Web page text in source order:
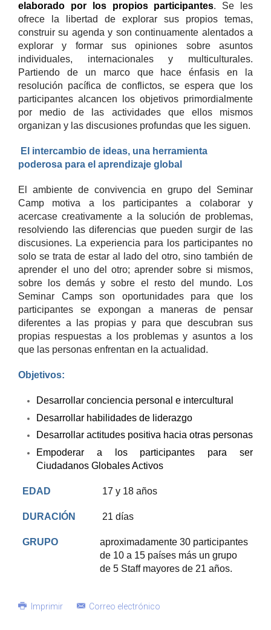
elaborado por los propios participantes. Se les
ofrece la libertad de explorar sus propios temas,
construir su agenda y son continuamente alentados a
explorar y formar sus opiniones sobre asuntos
individuales, internacionales y multiculturales.
Partiendo de un marco que hace énfasis en la
resolución pacífica de conflictos, se espera que los
participantes alcancen los objetivos primordialmente
por medio de las actividades que ellos mismos
organizan y las discusiones profundas que les siguen.
El intercambio de ideas, una herramienta
poderosa para el aprendizaje global
El ambiente de convivencia en grupo del Seminar
Camp motiva a los participantes a colaborar y
acercase creativamente a la solución de problemas,
resolviendo las diferencias que pueden surgir de las
discusiones. La experiencia para los participantes no
solo se trata de estar al lado del otro, sino también de
aprender el uno del otro; aprender sobre si mismos,
sobre los demás y sobre el resto del mundo. Los
Seminar Camps son oportunidades para que los
participantes se expongan a maneras de pensar
diferentes a las propias y para que descubran sus
propias respuestas a los problemas y asuntos a los
que las personas enfrentan en la actualidad.
Objetivos:
Desarrollar conciencia personal e intercultural
Desarrollar habilidades de liderazgo
Desarrollar actitudes positiva hacia otras personas
Empoderar a los participantes para ser
Ciudadanos Globales Activos
EDAD 17 y 18 años
DURACIÓN 21 días
GRUPO
aproximadamente 30 participantes
de 10 a 15 países más un grupo
de 5 Staff mayores de 21 años.
Imprimir Correo electrónico